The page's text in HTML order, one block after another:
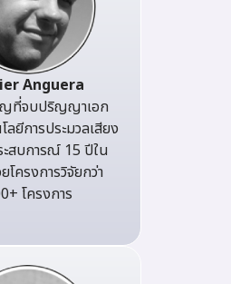
Anguera
ญที่จบปริญญาเอก
ลยีการประมวลเสียง
สบการณ์ 15 ปีใน
โครงการวิจัยกว่า
โครงการ